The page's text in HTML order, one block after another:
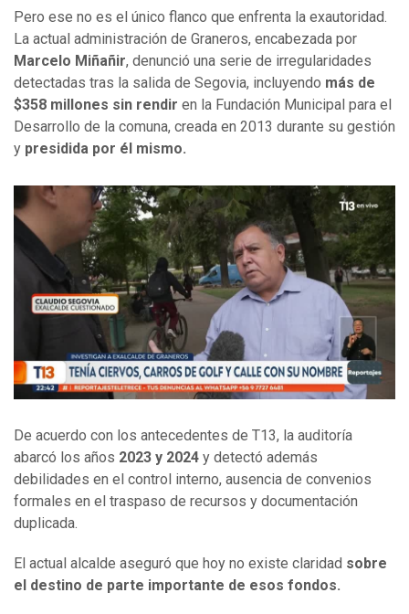
Pero ese no es el único flanco que enfrenta la exautoridad.
La actual administración de Graneros, encabezada por
Marcelo Miñañir, denunció una serie de irregularidades
detectadas tras la salida de Segovia, incluyendo más de
$358 millones sin rendir en la Fundación Municipal para el
Desarrollo de la comuna, creada en 2013 durante su gestión
y presidida por él mismo.
De acuerdo con los antecedentes de T13, la auditoría
abarcó los años 2023 y 2024 y detectó además
debilidades en el control interno, ausencia de convenios
formales en el traspaso de recursos y documentación
duplicada.
El actual alcalde aseguró que hoy no existe claridad sobre
el destino de parte importante de esos fondos.